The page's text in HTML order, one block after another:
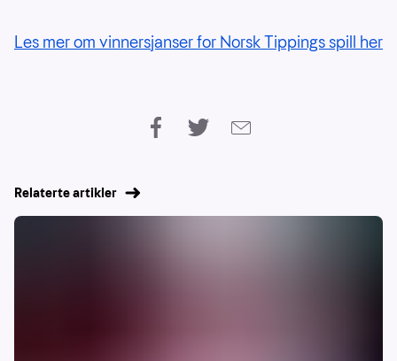
Les mer om vinnersjanser for Norsk Tippings spill her
Relaterte artikler